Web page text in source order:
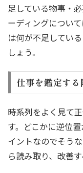
足している物事・
ーディングについ
は何が不足してい
しょう。
仕事を鑑定する
時系列をよく見て
す。どこかに逆位
イントなのでそう
ら読み取り、改善